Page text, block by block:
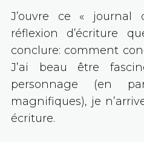
J’ouvre ce «
réflexion d’écriture
conclure: comment
J’ai beau être
personnage (en
magnifiques), je
écriture.